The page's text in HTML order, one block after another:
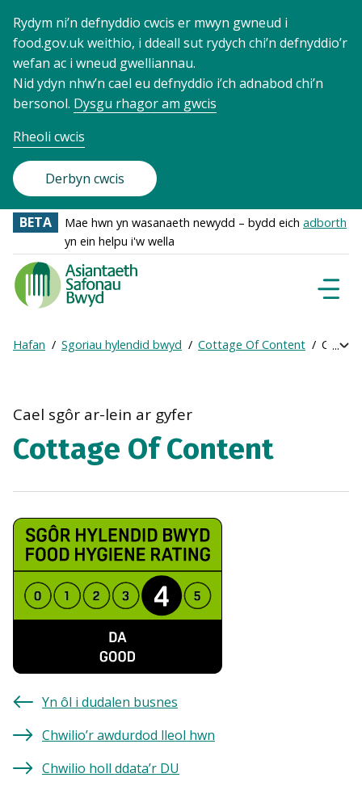
Rydym ni’n defnyddio cwcis er mwyn gwneud i
food.gov.uk weithio, i ddeall sut rydych chi’n defnyddio’r
wefan ac i wneud gwelliannau.
Nid ydyn nhw’n cael eu defnyddio i’ch adnabod chi’n
bersonol. Dysgu rhagor am gwcis
Rheoli cwcis
Derbyn cwcis
BETA Mae hwn yn wasanaeth newydd – bydd eich adborth
yn ein helpu i'w wella
Food
Standards
Agency
Frontpage
Breadcrumb
Hafan Sgoriau hylendid bwyd Cottage Of Content Cael
Cael sgôr ar-lein ar gyfer
Cottage Of Content
Yn ôl i dudalen busnes
Chwilio’r awdurdod lleol hwn
Chwilio holl ddata’r DU